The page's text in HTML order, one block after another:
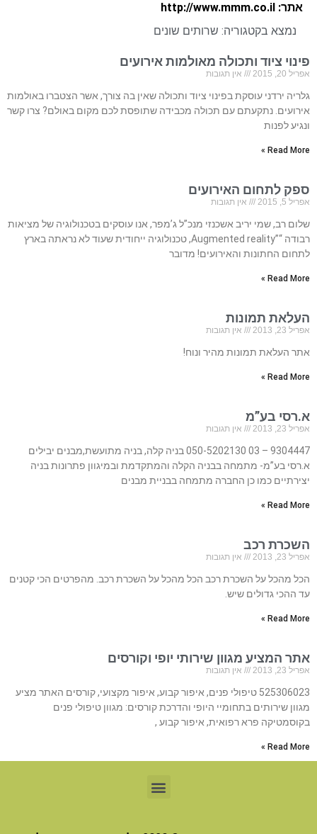
אתר: http://www.mmm.co.il
נמצא בקטגוריה: שרותים שונים
פינוי ציוד ותכולה מאולמות אירועים
אפריל 20, 2015 אין תגובות
גלריה ירדני עוסקת בפינוי ציוד ותכולה שאין בה צורך, אשר הצטברו באולמות
אירועים. נתקעתם עם תכולה מכבידה שתופסת לכם מקום באולם? צרו קשר
ונגיע לפנות
Read More »
ספק לתחום האירועים
אפריל 5, 2015 אין תגובות
שלום רב, שמי יריב אשכנזי מנכ”ל ג’מפר, אנו עוסקים בטכנולוגיה של מציאות
רבודה “”Augmented reality, טכנולוגיה ייחודית שעוד לא נראתה בארץ
לתחום החתונות והאירועים! מדובר
Read More »
העלאת תמונות
אפריל 23, 2013 אין תגובות
אתר העלאת תמונות מהיר ונוח!
Read More »
א.רסי בע”מ
אפריל 23, 2013 אין תגובות
9304447 – 03 050-5202130 בניה קלה, בניה מתועשת,מבנים יבילים
א.רסי בע”מ- מתמחה בבניה הקלה והמתקדמת ובמיגוון פתרונות בניה
יצירתיים כמו כן החברה מתמחה בבניית מבנים
Read More »
השכרת רכב
אפריל 23, 2013 אין תגובות
הכל מהכל על השכרת רכב הכל מהכל על השכרת רכב. מהפרטים הכי קטנים
עד ההכי גדולים שיש.
Read More »
אתר המציע מגוון שירותי יופי וקורסים
אפריל 23, 2013 אין תגובות
525306023 טיפולי פנים, איפור קבוע, איפור מקצועי, קורסים האתר מציע
מגוון שירותים בתחומיי היופי והדרכת קורסים: מגוון טיפולי פנים
בקוסמטיקה פרא רפואית, איפור קבוע ,
Read More »